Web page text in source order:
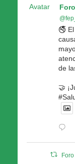
Avatar
🚭
de
🤝